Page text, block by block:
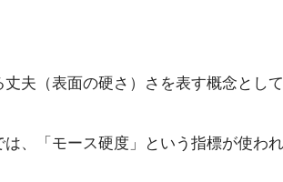
夫（表面の硬さ）さを表す概念とし
、「モース硬度」という指標が使わ